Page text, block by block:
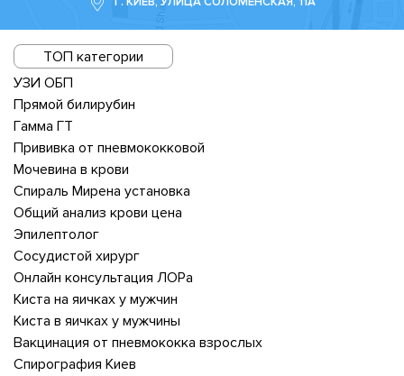
ТОП категории
УЗИ ОБП
Прямой билирубин
Гамма ГТ
Прививка от пневмококковой
Мочевина в крови
Спираль Мирена установка
Общий анализ крови цена
Эпилептолог
Сосудистой хирург
Онлайн консультация ЛОРа
Киста на яичках у мужчин
Киста в яичках у мужчины
Вакцинация от пневмококка взрослых
Спирография Киев